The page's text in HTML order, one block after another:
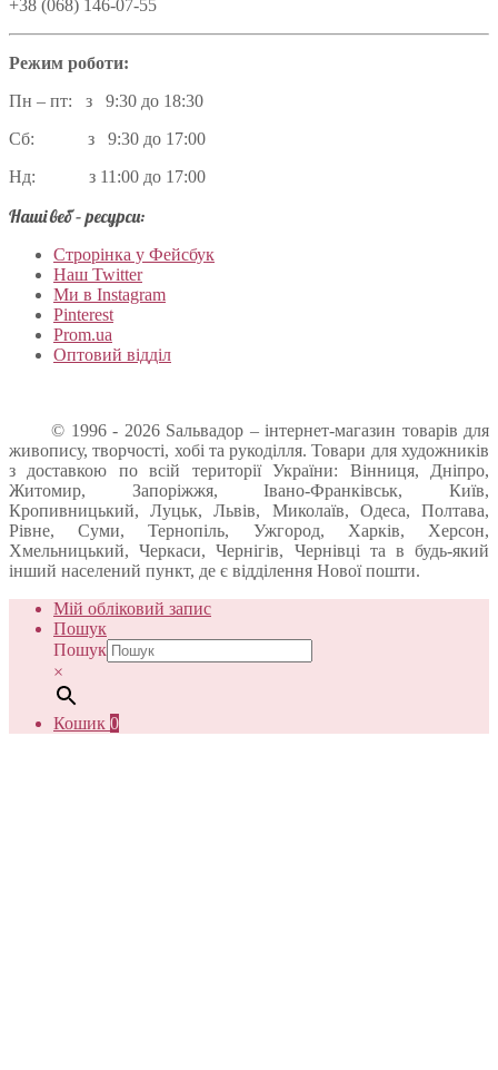
+38 (068) 146-07-55
Режим роботи:
Пн – пт: з 9:30 до 18:30
Сб: з 9:30 до 17:00
Нд: з 11:00 до 17:00
Наші веб – ресурси:
Строрінка у Фейсбук
Наш Twitter
Ми в Instagram
Pinterest
Prom.ua
Оптовий відділ
© 1996 - 2026 Sальвадор – інтернет-магазин товарів для
живопису, творчості, хобі та рукоділля. Товари для художників
з доставкою по всій території України: Вінниця, Дніпро,
Житомир, Запоріжжя, Івано-Франківськ, Київ,
Кропивницький, Луцьк, Львів, Миколаїв, Одеса, Полтава,
Рівне, Суми, Тернопіль, Ужгород, Харків, Херсон,
Хмельницький, Черкаси, Чернігів, Чернівці та в будь-який
інший населений пункт, де є відділення Нової пошти.
Мій обліковий запис
Пошук
Пошук
×
Кошик 0